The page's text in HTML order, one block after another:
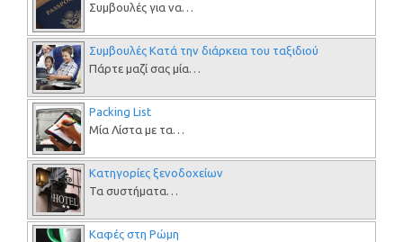
Συμβουλές για να…
Συμβουλές Κατά την διάρκεια του ταξιδιού
Πάρτε μαζί σας μία…
Packing List
Μία Λίστα με τα…
Κατηγορίες ξενοδοχείων
Τα συστήματα…
Καφές στη Ρώμη